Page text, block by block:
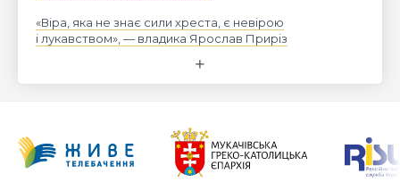
«Віра, яка не знає сили хреста, є невірою
і лукавством», — владика Ярослав Приріз